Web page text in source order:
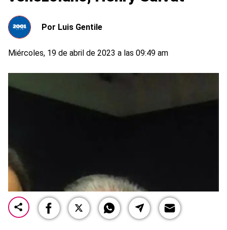
Por Luis Gentile
Miércoles, 19 de abril de 2023 a las 09:49 am